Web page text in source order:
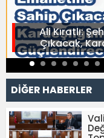
Ali Kıratlı:
Çıkacak,
DİĞER HABERLER